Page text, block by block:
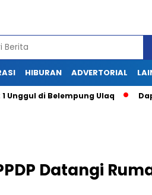
HIBURAN ADVERTORIAL
di Belempung Ulaq Dapat
Datangi